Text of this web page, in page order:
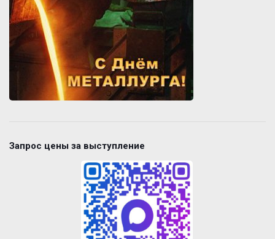
Запрос цены за выступление